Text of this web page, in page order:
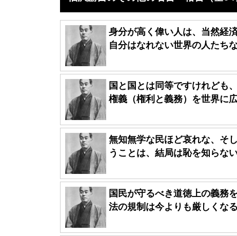
身分が高く偉い人は、当然経
自分はなれない世界の人たち
国と国とは同等ですけれども
権義（権利と義務）を世界に
無知無学な民ほど哀れな、そ
うことは、結局は恥を知らな
国民が守るべき道徳上の義務
法の規制は今よりも厳しくな